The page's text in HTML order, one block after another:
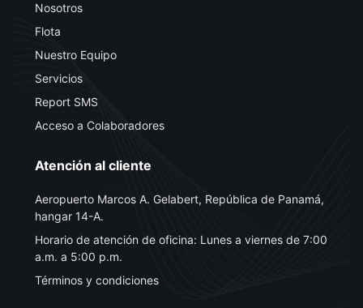
Nosotros
Flota
Nuestro Equipo
Servicios
Report SMS
Acceso a Colaboradores
Atención al cliente
Aeropuerto Marcos A. Gelabert, República de Panamá,
hangar 14-A.
Horario de atención de oficina: Lunes a viernes de 7:00
a.m. a 5:00 p.m.
Términos y condiciones